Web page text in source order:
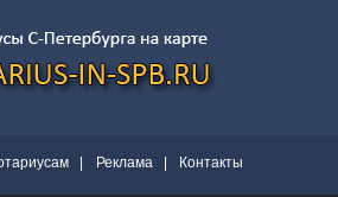
| Реклама| Контакты